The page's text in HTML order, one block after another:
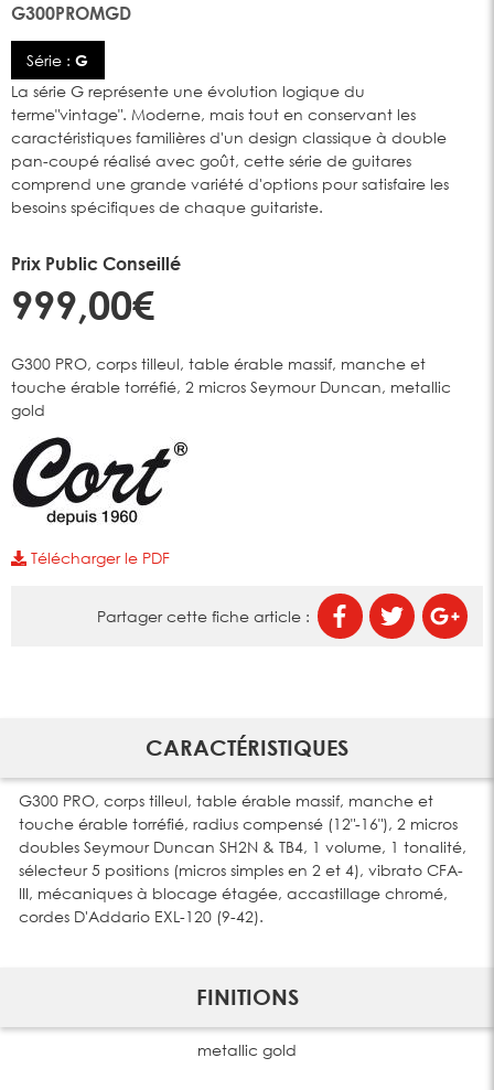
G300PROMGD
Série :G
La série G représente une évolution logique du
terme"vintage". Moderne, mais tout en conservant les
caractéristiques familières d'un design classique à double
pan-coupé réalisé avec goût, cette série de guitares
comprend une grande variété d'options pour satisfaire les
besoins spécifiques de chaque guitariste.
Prix Public Conseillé
999,00€
G300 PRO, corps tilleul, table érable massif, manche et
touche érable torréfié, 2 micros Seymour Duncan, metallic
gold
Télécharger le PDF
Partager cette fiche article :
CARACTÉRISTIQUES
G300 PRO, corps tilleul, table érable massif, manche et
touche érable torréfié, radius compensé (12"-16"), 2 micros
doubles Seymour Duncan SH2N & TB4, 1 volume, 1 tonalité,
sélecteur 5 positions (micros simples en 2 et 4), vibrato CFA-
III, mécaniques à blocage étagée, accastillage chromé,
cordes D'Addario EXL-120 (9-42).
FINITIONS
metallic gold